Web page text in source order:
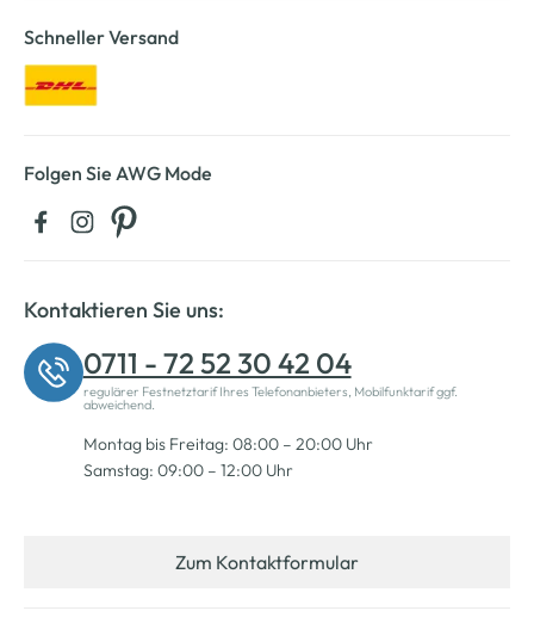
Schneller Versand
Folgen Sie AWG Mode
Kontaktieren Sie uns:
0711 - 72 52 30 42 04
regulärer Festnetztarif Ihres Telefonanbieters, Mobilfunktarif ggf.
abweichend.
Montag bis Freitag: 08:00 – 20:00 Uhr
Samstag: 09:00 – 12:00 Uhr
Zum Kontaktformular